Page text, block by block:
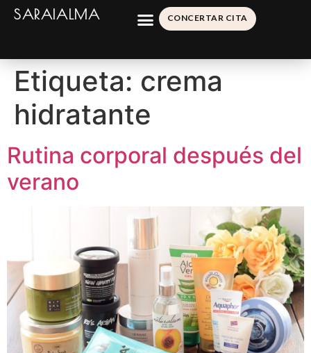
SARAIALMA CONCERTAR CITA
Etiqueta: crema
hidratante
Rutina corporal después del
verano